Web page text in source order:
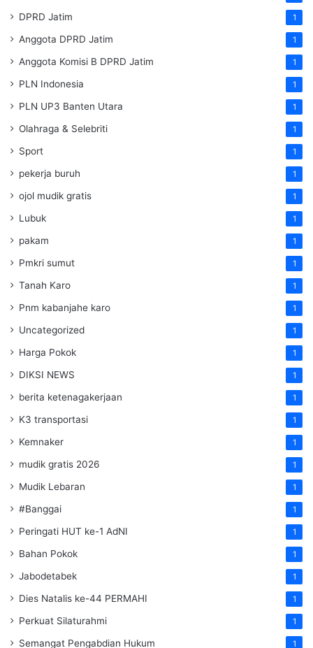
DPRD Jatim 1
Anggota DPRD Jatim 1
Anggota Komisi B DPRD Jatim 1
PLN Indonesia 1
PLN UP3 Banten Utara 1
Olahraga & Selebriti 1
Sport 1
pekerja buruh 1
ojol mudik gratis 1
Lubuk 1
pakam 1
Pmkri sumut 1
Tanah Karo 1
Pnm kabanjahe karo 1
Uncategorized 1
Harga Pokok 1
DIKSI NEWS 1
berita ketenagakerjaan 1
K3 transportasi 1
Kemnaker 1
mudik gratis 2026 1
Mudik Lebaran 1
#Banggai 1
Peringati HUT ke-1 AdNI 1
Bahan Pokok 1
Jabodetabek 1
Dies Natalis ke-44 PERMAHI 1
Perkuat Silaturahmi 1
Semangat Pengabdian Hukum 1